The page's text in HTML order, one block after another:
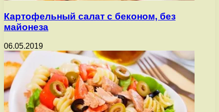
Картофельный салат с беконом, без
майонеза
06.05.2019